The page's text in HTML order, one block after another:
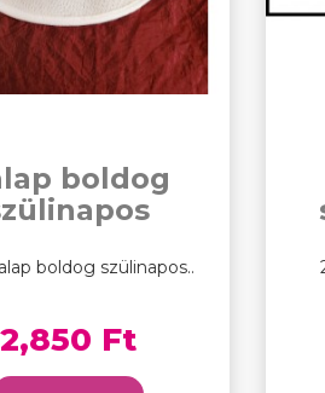
boldog
boldog szülinapos..
2,850 Ft